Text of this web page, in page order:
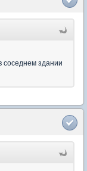
соседнем здании